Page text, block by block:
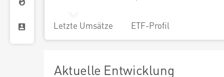
Letzte Umsätze ETF-Profil
Aktuelle Entwicklung